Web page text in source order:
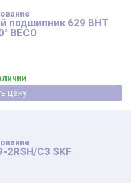
подшипник 629 BHT
BECO
Уточнить цену
C3 SKF